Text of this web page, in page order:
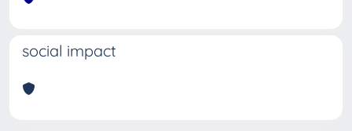
social impact